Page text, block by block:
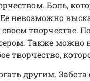
Боль,
невозможно
творчестве.
Также можно
творчество,
другим.